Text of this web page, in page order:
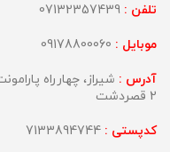
تلفن :
موبایل :
آدرس : شیراز، چهارراه
2 قصردشت
کدپستی :